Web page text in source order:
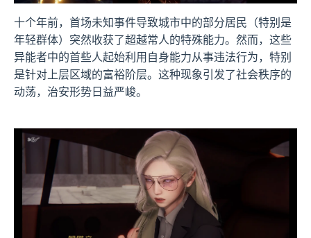
十个年前，首场未知事件导致城市中的部分居民（特别是
年轻群体）突然收获了超越常人的特殊能力。然而，这些
异能者中的首些人起始利用自身能力从事违法行为，特别
是针对上层区域的富裕阶层。这种现象引发了社会秩序的
动荡，治安形势日益严峻。